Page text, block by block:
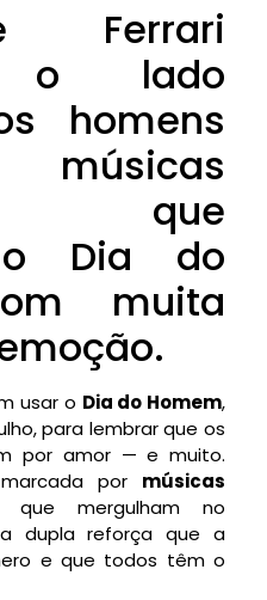
Ferrari
o lado
homens
que
o Dia do
muita
usar o Dia do Homem,
para lembrar que os
por amor — e muito.
por músicas
mergulham no
dupla reforça que a
e que todos têm o